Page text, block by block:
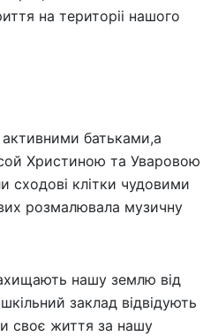
на територіі нашого
батьками,а
Христиною та Уваровою
сходові клітки чудовими
розмалювала музичну
нашу землю від
заклад відвідують
своє життя за нашу